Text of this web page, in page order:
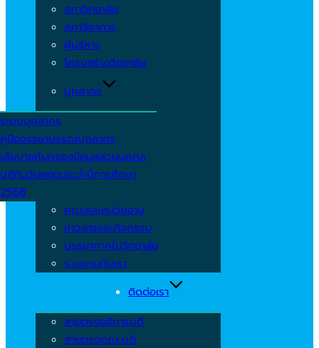
สภาวิทยาลัย
สภาวิชาการ
ผู้บริหาร
โครงสร้างวิทยาลัย
บุคลากร
ระบบบุคลากร
คู่มือจรรยาบรรณบุคลากร
นโยบายคุ้มครองข้อมูลส่วนบุคคล
ปฏิทินวันหยุดประจำปีการศึกษา
2568
คณะและหน่วยงาน
ข่าวสารและกิจกรรม
บรรยากาศในวิทยาลัย
ร่วมงานกับเรา
ติดต่อเรา
สายตรงอธิการบดี
สายตรงคณะบดี